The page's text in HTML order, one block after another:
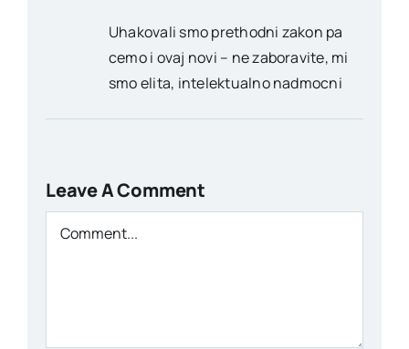
Uhakovali smo prethodni zakon pa
cemo i ovaj novi – ne zaboravite, mi
smo elita, intelektualno nadmocni
Leave A Comment
Comment